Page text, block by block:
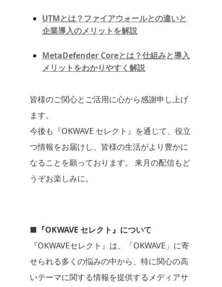
UTMとは？ファイアウォールとの違いと
企業導入のメリットを解説
MetaDefender Coreとは？仕組みと導入
メリットをわかりやすく解説
皆様のご関心とご活用に心から感謝申し上げ
ます。
今後も『OKWAVE セレクト』を通じて、役立
つ情報をお届けし、皆様の生活がより豊かに
なることを願っております。 来月の配信もど
うぞお楽しみに。
■『OKWAVE セレクト』について
『OKWAVEセレクト』は、「OKWAVE」に寄
せられる多くの悩みの中から、特に関心の高
いテーマに関する情報を提供するメディアサ